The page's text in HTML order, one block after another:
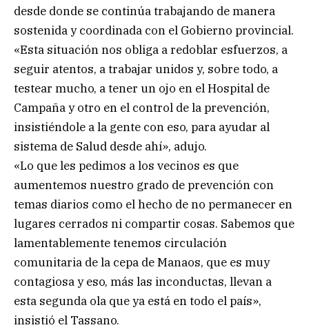
desde donde se continúa trabajando de manera
sostenida y coordinada con el Gobierno provincial.
«Esta situación nos obliga a redoblar esfuerzos, a
seguir atentos, a trabajar unidos y, sobre todo, a
testear mucho, a tener un ojo en el Hospital de
Campaña y otro en el control de la prevención,
insistiéndole a la gente con eso, para ayudar al
sistema de Salud desde ahí», adujo.
«Lo que les pedimos a los vecinos es que
aumentemos nuestro grado de prevención con
temas diarios como el hecho de no permanecer en
lugares cerrados ni compartir cosas. Sabemos que
lamentablemente tenemos circulación
comunitaria de la cepa de Manaos, que es muy
contagiosa y eso, más las inconductas, llevan a
esta segunda ola que ya está en todo el país»,
insistió el Tassano.